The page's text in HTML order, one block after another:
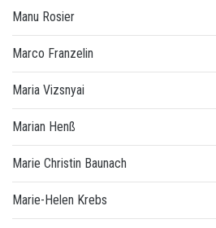
Manu Rosier
Marco Franzelin
Maria Vizsnyai
Marian Henß
Marie Christin Baunach
Marie-Helen Krebs